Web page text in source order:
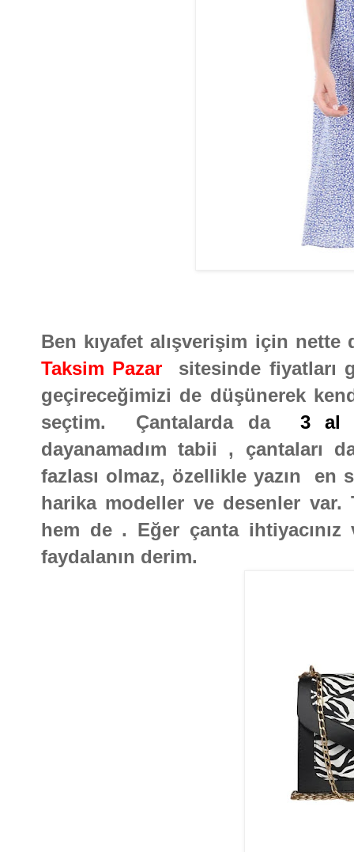
Ben kıyafet alışverişim için
Taksim Pazar
sitesinde fiyatları
geçireceğimizi de düşünerek
seçtim. Çantalarda da 3 al
dayanamadım tabii , çantaları
fazlası olmaz, özellikle yazın en
harika modeller ve desenler var.
hem de . Eğer çanta
faydalanın derim.